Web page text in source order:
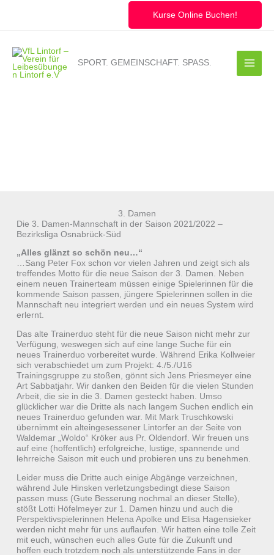
Kurse Online Buchen!
SPORT. GEMEINSCHAFT. SPASS.
3. Damen
Die 3. Damen-Mannschaft in der Saison 2021/2022 –
Bezirksliga Osnabrück-Süd
„Alles glänzt so schön neu…“
…Sang Peter Fox schon vor vielen Jahren und zeigt sich als
treffendes Motto für die neue Saison der 3. Damen. Neben
einem neuen Trainerteam müssen einige Spielerinnen für die
kommende Saison passen, jüngere Spielerinnen sollen in die
Mannschaft neu integriert werden und ein neues System wird
erlernt.
Das alte Trainerduo steht für die neue Saison nicht mehr zur
Verfügung, weswegen sich auf eine lange Suche für ein
neues Trainerduo vorbereitet wurde. Während Erika Kollweier
sich verabschiedet um zum Projekt: 4./5./U16
Trainingsgruppe zu stoßen, gönnt sich Jens Priesmeyer eine
Art Sabbatjahr. Wir danken den Beiden für die vielen Stunden
Arbeit, die sie in die 3. Damen gesteckt haben. Umso
glücklicher war die Dritte als nach langem Suchen endlich ein
neues Trainerduo gefunden war. Mit Mark Truschkowski
übernimmt ein alteingesessener Lintorfer an der Seite von
Waldemar „Woldo“ Kröker aus Pr. Oldendorf. Wir freuen uns
auf eine (hoffentlich) erfolgreiche, lustige, spannende und
lehrreiche Saison mit euch und probieren uns zu benehmen.
Leider muss die Dritte auch einige Abgänge verzeichnen,
während Jule Hinsken verletzungsbedingt diese Saison
passen muss (Gute Besserung nochmal an dieser Stelle),
stößt Lotti Höfelmeyer zur 1. Damen hinzu und auch die
Perspektivspielerinnen Helena Apolke und Elisa Hagensieker
werden nicht mehr für uns auflaufen. Wir hatten eine tolle Zeit
mit euch, wünschen euch alles Gute für die Zukunft und
hoffen euch trotzdem noch als unterstützende Fans in der